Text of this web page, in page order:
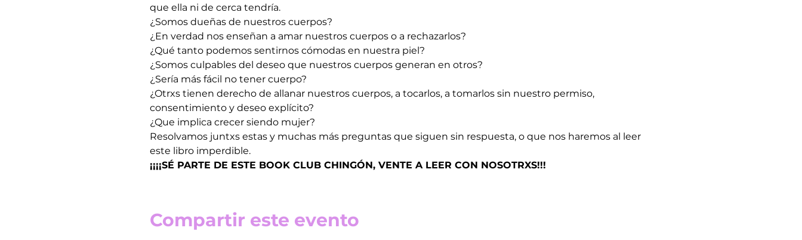
que ella ni de cerca tendría.
¿Somos dueñas de nuestros cuerpos?
¿En verdad nos enseñan a amar nuestros cuerpos o a rechazarlos?
¿Qué tanto podemos sentirnos cómodas en nuestra piel?
¿Somos culpables del deseo que nuestros cuerpos generan en otros?
¿Sería más fácil no tener cuerpo?
¿Otrxs tienen derecho de allanar nuestros cuerpos, a tocarlos, a tomarlos sin nuestro permiso,
consentimiento y deseo explícito?
¿Que implica crecer siendo mujer?
Resolvamos juntxs estas y muchas más preguntas que siguen sin respuesta, o que nos haremos al leer
este libro imperdible.
¡¡¡¡SÉ PARTE DE ESTE BOOK CLUB CHINGÓN, VENTE A LEER CON NOSOTRXS!!!
Compartir este evento